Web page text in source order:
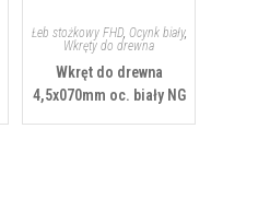
Łeb stożkowy FHD, Ocynk biały,
Wkręty do drewna
Wkręt do drewna
4,5x070mm oc. biały NG